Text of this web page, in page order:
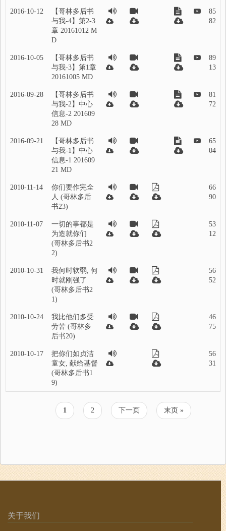
2016-10-12
【哥林多后书
与我-4】第2-3
章 20161012 M
D
85
82
2016-10-05
【哥林多后书
与我-3】第1章
20161005 MD
89
13
2016-09-28
【哥林多后书
与我-2】中心
信息-2 201609
28 MD
81
72
2016-09-21
【哥林多后书
与我-1】中心
信息-1 201609
21 MD
65
04
2010-11-14
你们要作完全
人 (哥林多后
书23)
66
90
2010-11-07
一切的事都是
为造就你们
(哥林多后书2
2)
53
12
2010-10-31
我何时软弱, 何
时就刚强了
(哥林多后书2
1)
56
52
2010-10-24
我比他们多受
劳苦 (哥林多
后书20)
46
75
2010-10-17
把你们如贞洁
童女, 献给基督
(哥林多后书1
9)
56
31
当
前
1
页
面
2
下
一
下一页
末
页
末页 »
关于我们